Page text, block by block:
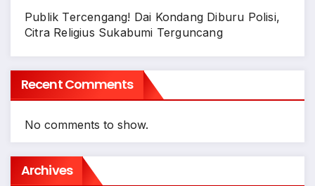
Publik Tercengang! Dai Kondang Diburu Polisi,
Citra Religius Sukabumi Terguncang
Recent Comments
No comments to show.
Archives